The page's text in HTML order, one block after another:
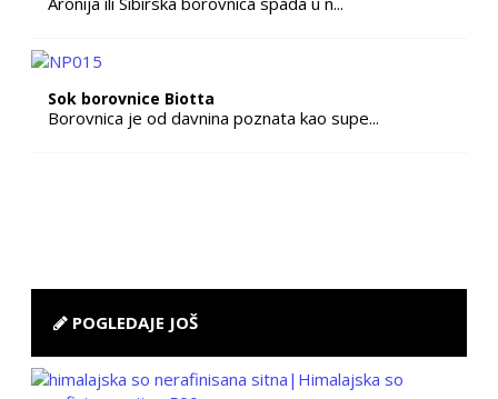
Sok borovnice Biotta
Borovnica je od davnina poznata kao supe...
POGLEDAJE JOŠ